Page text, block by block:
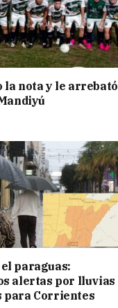
la nota y le arrebató
paraguas:
alertas por lluvias
para Corrientes